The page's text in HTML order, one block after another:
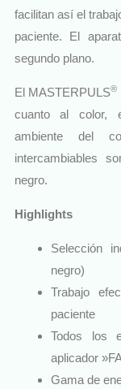
facilitan así el
paciente. El
segundo plano.
El MASTERPULS®
cuanto al color,
ambiente del
intercambiables
negro.
Highlights
Selección
negro)
Trabajo
paciente
Todos los
aplicador
Gama de